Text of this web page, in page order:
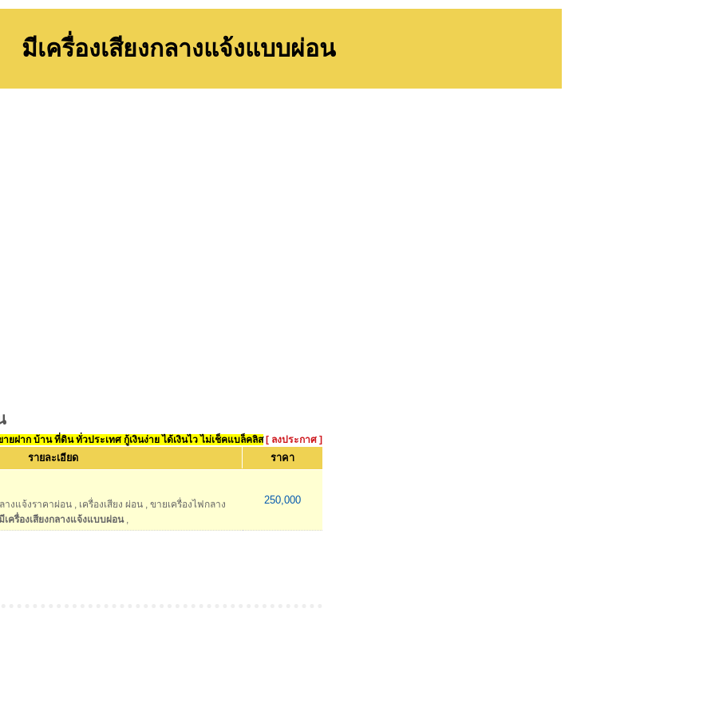
มีเครื่องเสียงกลางแจ้งแบบผ่อน
ยฝาก บ้าน ที่ดิน ทั่วประเทศ กู้เงินง่าย ได้เงินไว ไม่เช็คแบล็คลิส [ ลงประกาศ ]
รายละเอียด ราคา
ลางแจ้งราคาผ่อน , เครื่องเสียง ผ่อน , ขายเครื่องไฟกลาง
เครื่องเสียงกลางแจ้งแบบผ่อน,
250,000